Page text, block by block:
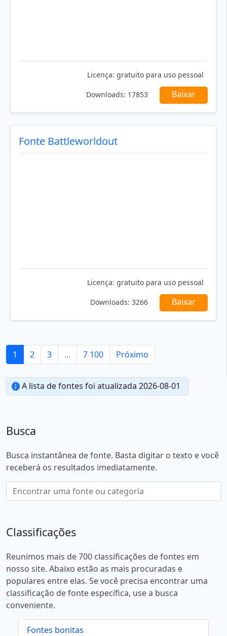
Licença: gratuito para uso pessoal
Downloads: 17853 Baixar
Fonte Battleworldout
Licença: gratuito para uso pessoal
Downloads: 3266 Baixar
1 2 3 ... 7 100 Próximo
A lista de fontes foi atualizada 2026-08-01
Busca
Busca instantânea de fonte. Basta digitar o texto e você
receberá os resultados imediatamente.
Classificações
Reunimos mais de 700 classificações de fontes em
nosso site. Abaixo estão as mais procuradas e
populares entre elas. Se você precisa encontrar uma
classificação de fonte específica, use a busca
conveniente.
Fontes bonitas